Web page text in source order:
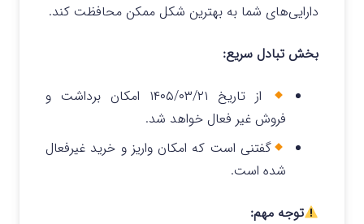
دارایی‌های شما به بهترین شکل ممکن محافظت کند.
بخش تبادل سریع:
از تاریخ ۱۴۰۵/۰۳/۲۱ امکان برداشت و
فروش غیر فعال خواهد شد.
گفتنی است که امکان واریز و خرید غیرفعال
شده است.
توجه مهم: